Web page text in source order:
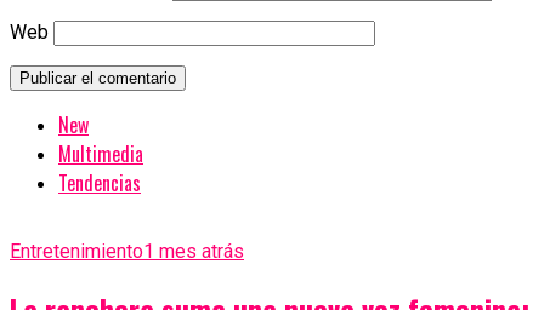
Web
New
Multimedia
Tendencias
Entretenimiento1 mes atrás